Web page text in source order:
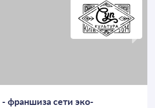
франшиза сети эко-